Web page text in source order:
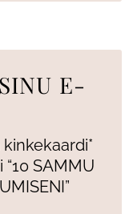
E-
SAMMU